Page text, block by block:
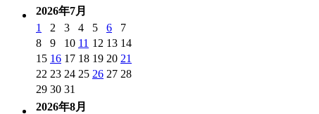
2026年7月
1
2 3 4 5 6
7
8
9 10 11 12 13 14
15 16 17 18 19 20 21
22 23 24 25 26 27 28
29 30 31
2026年8月